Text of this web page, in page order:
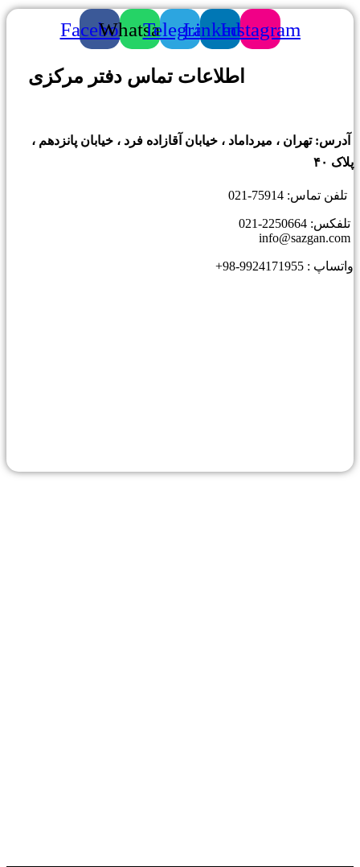
Instagram
Linkedin
Telegram
Whatsapp
Facebook
اطلاعات تماس دفتر مرکزی
تهران ، میرداماد ، خیابان آقازاده فرد ، خیابان پانزدهم ،
۴۰
تماس: 75914-021
2250664-021
: 9924171955-98+